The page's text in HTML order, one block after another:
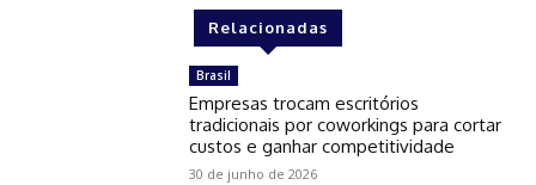
Relacionadas
Brasil
Empresas trocam escritórios
tradicionais por coworkings para cortar
custos e ganhar competitividade
30 de junho de 2026